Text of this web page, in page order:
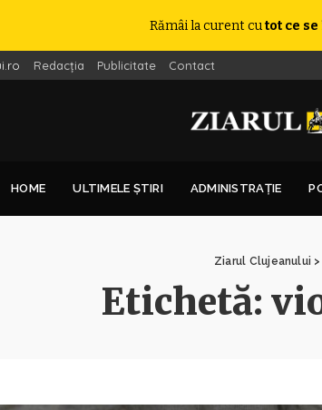
Rămâi la curent cutot ce
Redacția Publicitate Contact
HOME ULTIMELE ȘTIRI ADMINISTRAȚIE
Ziarul Clujeanului >
Etichetă: